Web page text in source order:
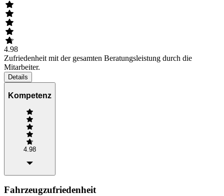
4.98
Zufriedenheit mit der gesamten Beratungsleistung durch die
Mitarbeiter.
Details
Kompetenz
4.98
Fahrzeugzufriedenheit